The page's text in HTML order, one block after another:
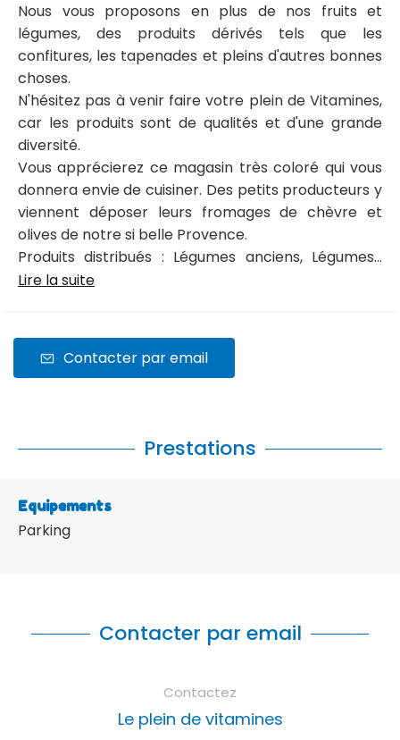
Nous vous proposons en plus de nos fruits et
légumes, des produits dérivés tels que les
confitures, les tapenades et pleins d'autres bonnes
choses.
N'hésitez pas à venir faire votre plein de Vitamines,
car les produits sont de qualités et d'une grande
diversité.
Vous apprécierez ce magasin très coloré qui vous
donnera envie de cuisiner. Des petits producteurs y
viennent déposer leurs fromages de chèvre et
olives de notre si belle Provence.
Produits distribués : Légumes anciens, Légumes...
Lire la suite
Contacter par email
Prestations
Equipements
Parking
Contacter par email
Contactez
Le plein de vitamines